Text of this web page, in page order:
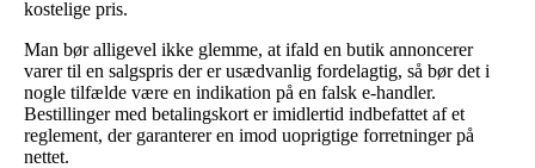
kostelige pris.
Man bør alligevel ikke glemme, at ifald en butik annoncerer
varer til en salgspris der er usædvanlig fordelagtig, så bør det i
nogle tilfælde være en indikation på en falsk e-handler.
Bestillinger med betalingskort er imidlertid indbefattet af et
reglement, der garanterer en imod uoprigtige forretninger på
nettet.